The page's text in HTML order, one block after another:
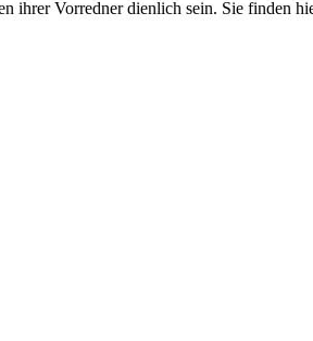
ihrer Vorredner dienlich sein. Sie finden